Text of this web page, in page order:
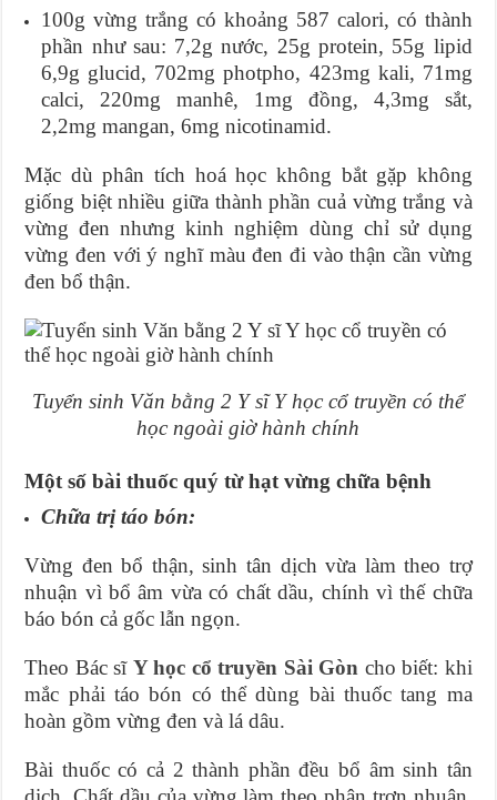
100g vừng trắng có khoảng 587 calori, có thành
phần như sau: 7,2g nước, 25g protein, 55g lipid
6,9g glucid, 702mg photpho, 423mg kali, 71mg
calci, 220mg manhê, 1mg đồng, 4,3mg sắt,
2,2mg mangan, 6mg nicotinamid.
Mặc dù phân tích hoá học không bắt gặp không
giống biệt nhiều giữa thành phần cuả vừng trắng và
vừng đen nhưng kinh nghiệm dùng chỉ sử dụng
vừng đen với ý nghĩ màu đen đi vào thận cần vừng
đen bổ thận.
Tuyển sinh Văn bằng 2 Y sĩ Y học cổ truyền có thể
học ngoài giờ hành chính
Một số bài thuốc quý từ hạt vừng chữa bệnh
Chữa trị táo bón:
Vừng đen bổ thận, sinh tân dịch vừa làm theo trợ
nhuận vì bổ âm vừa có chất dầu, chính vì thế chữa
báo bón cả gốc lẫn ngọn.
Theo Bác sĩ Y học cổ truyền Sài Gòn cho biết: khi
mắc phải táo bón có thể dùng bài thuốc tang ma
hoàn gồm vừng đen và lá dâu.
Bài thuốc có cả 2 thành phần đều bổ âm sinh tân